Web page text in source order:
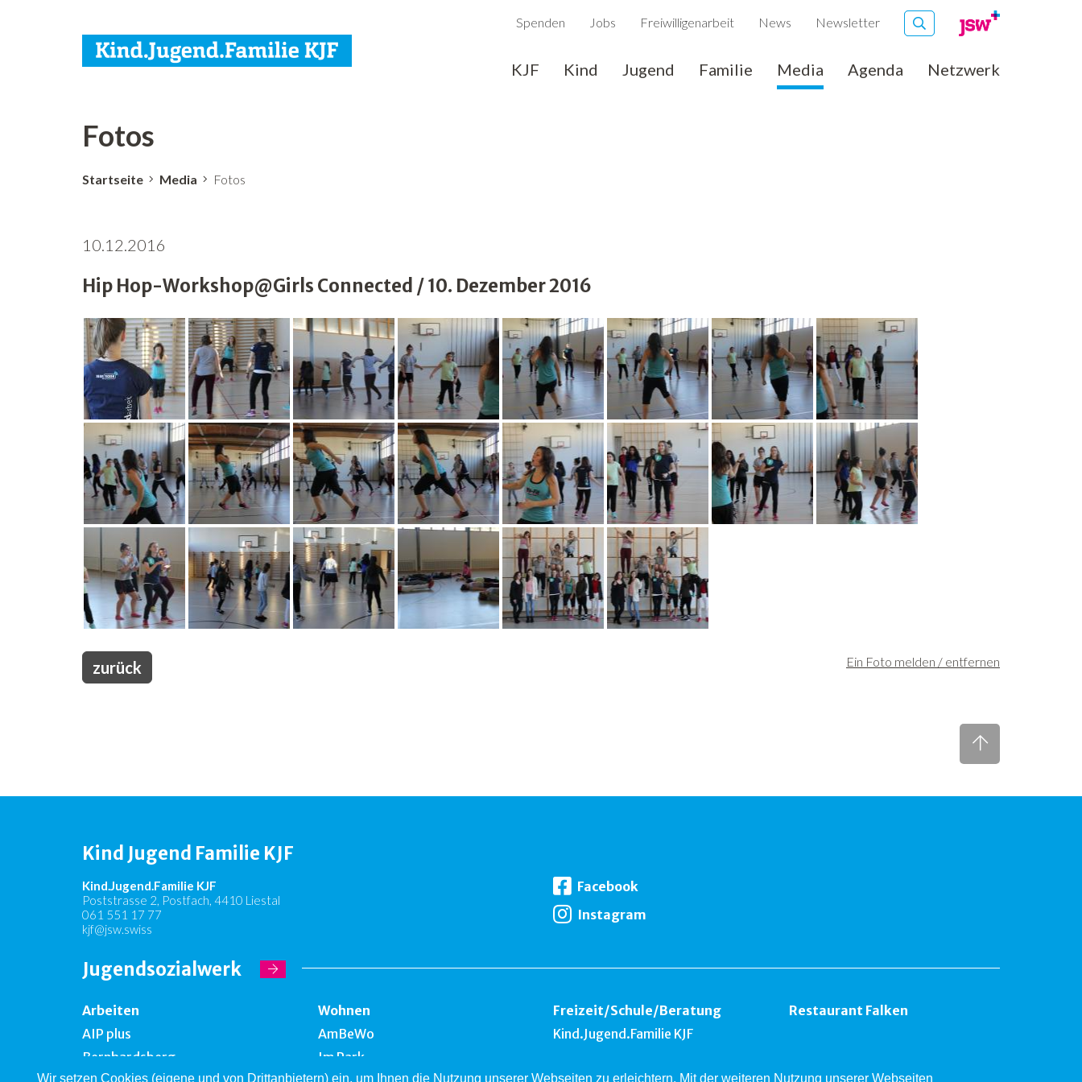
Wir setzen Cookies (eigene und von Drittanbietern) ein, um Ihnen die Nutzung unserer Webseiten zu erleichtern. Mit der weiteren Nutzung unserer Webseiten
Spenden Jobs Freiwilligenarbeit News Newsletter
KJF Kind Jugend Familie Media Agenda Netzwerk
Fotos
Startseite Media Fotos
10.12.2016
Hip Hop-Workshop@Girls Connected / 10. Dezember 2016
Ein Foto melden / entfernen
zurück
Kind Jugend Familie KJF
Kind.Jugend.Familie KJF
Poststrasse 2, Postfach, 4410 Liestal
061 551 17 77
kjf@jsw.swiss
Facebook
Instagram
Jugendsozialwerk
Arbeiten
AIP plus
Bernhardsberg
Wohnen
AmBeWo
Im Park
Freizeit/Schule/Beratung
Kind.Jugend.Familie KJF
Restaurant Falken